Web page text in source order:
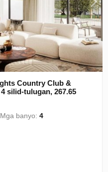
Country Club &
silid-tulugan, 267.65
Mga banyo:4